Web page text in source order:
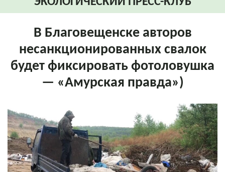
В Благовещенске авторов
несанкционированных свалок
будет фиксировать фотоловушка
— «Амурская правда»)